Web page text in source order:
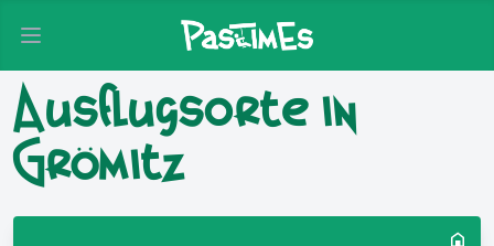
Open main menu
Ausflugsorte in
Grömitz